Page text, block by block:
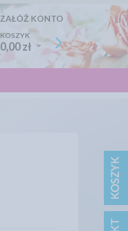
ZAŁÓŻ KONTO
KOSZYK
0,00 zł